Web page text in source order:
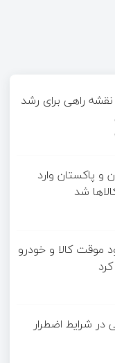
| نقشه راهی برای رشد
و پاکستان وارد
شد
موقت کالا و خودرو
شرایط اضطرار